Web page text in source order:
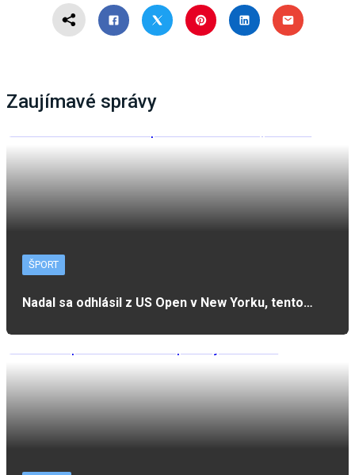
Zaujímavé správy
ŠPORT
Nadal sa odhlásil z US Open v New Yorku, tento…